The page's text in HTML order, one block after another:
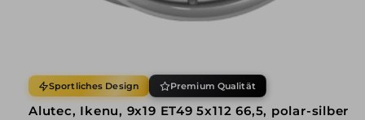
Sportliches Design Premium Qualität
Alutec, Ikenu, 9x19 ET49 5x112 66,5, polar-silber